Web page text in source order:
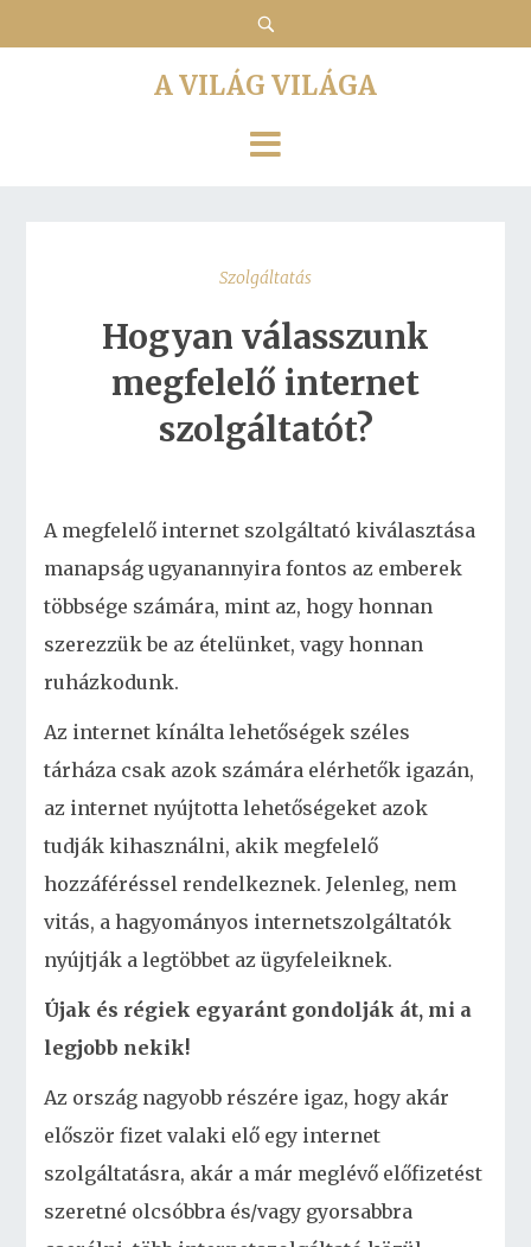
A VILÁG VILÁGA
Szolgáltatás
Hogyan válasszunk
megfelelő internet
szolgáltatót?
A megfelelő internet szolgáltató kiválasztása
manapság ugyanannyira fontos az emberek
többsége számára, mint az, hogy honnan
szerezzük be az ételünket, vagy honnan
ruházkodunk.
Az internet kínálta lehetőségek széles
tárháza csak azok számára elérhetők igazán,
az internet nyújtotta lehetőségeket azok
tudják kihasználni, akik megfelelő
hozzáféréssel rendelkeznek. Jelenleg, nem
vitás, a hagyományos internetszolgáltatók
nyújtják a legtöbbet az ügyfeleiknek.
Újak és régiek egyaránt gondolják át, mi a
legjobb nekik!
Az ország nagyobb részére igaz, hogy akár
először fizet valaki elő egy internet
szolgáltatásra, akár a már meglévő előfizetést
szeretné olcsóbbra és/vagy gyorsabbra